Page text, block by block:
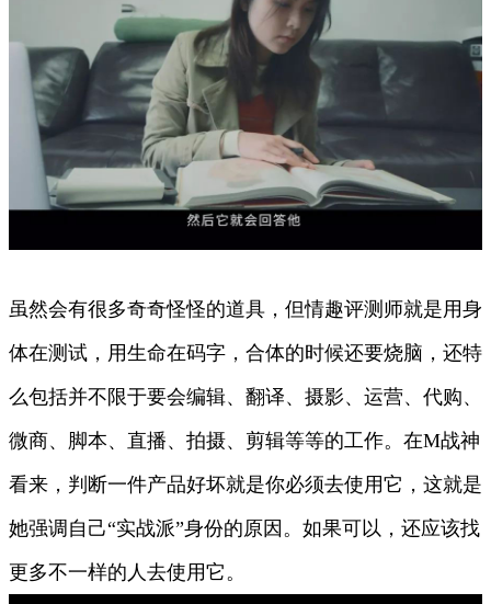
虽然会有很多奇奇怪怪的道具，但情趣评测师就是用身
体在测试，用生命在码字，合体的时候还要烧脑，还特
么包括并不限于要会编辑、翻译、摄影、运营、代购、
微商、脚本、直播、拍摄、剪辑等等的工作。在M战神
看来，判断一件产品好坏就是你必须去使用它，这就是
她强调自己“实战派”身份的原因。如果可以，还应该找
更多不一样的人去使用它。